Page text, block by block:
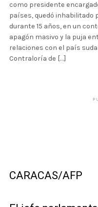
como presidente
países, quedó inhabilitado
durante 15 años, en un
apagón masivo y la puja
relaciones con el país
Contraloría de […]
CARACAS/AFP